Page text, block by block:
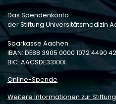
Das Spendenkonto
der Stiftung Universitätsmedizin
Sparkasse Aachen
IBAN: DE88 3905 0000 1072 4490 42
BIC: AACSDE33XXX
Online-Spende
Weitere Informationen zur Stiftung